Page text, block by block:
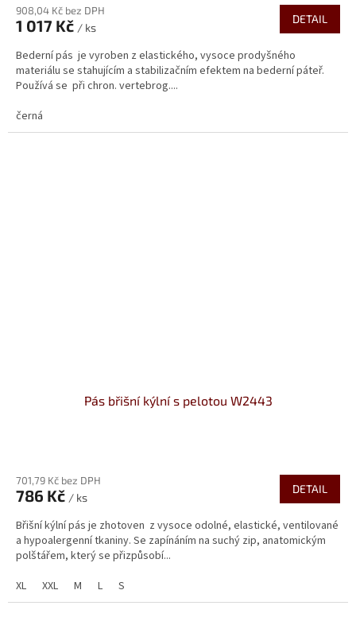
908,04 Kč bez DPH
1 017 Kč / ks
DETAIL
Bederní pás je vyroben z elastického, vysoce prodyšného
materiálu se stahujícím a stabilizačním efektem na bederní páteř.
Používá se při chron. vertebrog....
černá
Pás břišní kýlní s pelotou W2443
701,79 Kč bez DPH
786 Kč / ks
DETAIL
Břišní kýlní pás je zhotoven z vysoce odolné, elastické, ventilované
a hypoalergenní tkaniny. Se zapínáním na suchý zip, anatomickým
polštářem, který se přizpůsobí...
XL
XXL M L S